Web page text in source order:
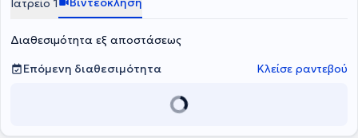
Ιατρείο 1
Διαθεσιμότητα εξ αποστάσεως
Επόμενη διαθεσιμότητα
Κλείσε ραντεβού